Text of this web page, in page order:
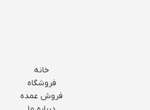
خانه
فروشگاه
فروش عمده